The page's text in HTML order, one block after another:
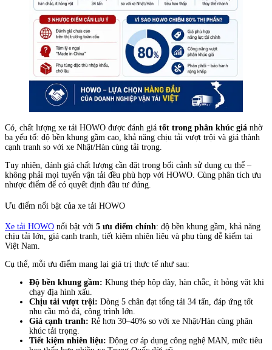
Có, chất lượng xe tải HOWO được đánh giá tốt trong phân khúc giá nhờ
ba yếu tố: độ bền khung gầm cao, khả năng chịu tải vượt trội và giá thành
cạnh tranh so với xe Nhật/Hàn cùng tải trọng.
Tuy nhiên, đánh giá chất lượng cần đặt trong bối cảnh sử dụng cụ thể –
không phải mọi tuyến vận tải đều phù hợp với HOWO. Cùng phân tích ưu
nhược điểm để có quyết định đầu tư đúng.
Ưu điểm nổi bật của xe tải HOWO
Xe tải HOWO nổi bật với 5 ưu điểm chính: độ bền khung gầm, khả năng
chịu tải lớn, giá cạnh tranh, tiết kiệm nhiên liệu và phụ tùng dễ kiếm tại
Việt Nam.
Cụ thể, mỗi ưu điểm mang lại giá trị thực tế như sau:
Độ bền khung gầm: Khung thép hộp dày, hàn chắc, ít hỏng vặt khi
chạy địa hình xấu.
Chịu tải vượt trội: Dòng 5 chân đạt tổng tải 34 tấn, đáp ứng tốt
nhu cầu mỏ đá, công trình lớn.
Giá cạnh tranh: Rẻ hơn 30–40% so với xe Nhật/Hàn cùng phân
khúc tải trọng.
Tiết kiệm nhiên liệu: Động cơ áp dụng công nghệ MAN, mức tiêu